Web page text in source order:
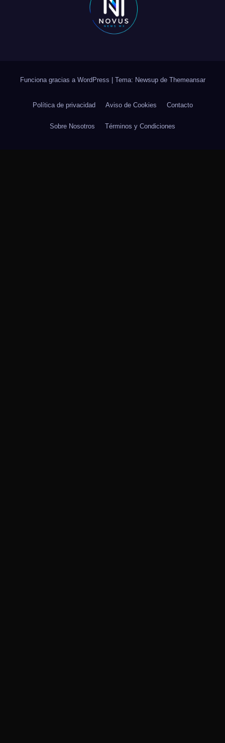
Funciona gracias a WordPress Tema: Newsup de Themeansar
Política de privacidad Aviso de Cookies Contacto
Sobre Nosotros Términos y Condiciones